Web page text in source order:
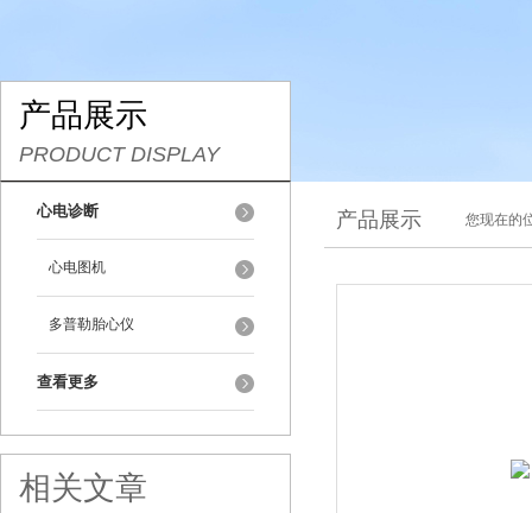
产品展示
PRODUCT DISPLAY
心电诊断
心电图机
多普勒胎心仪
查看更多
相关文章
产品展示 您现在的